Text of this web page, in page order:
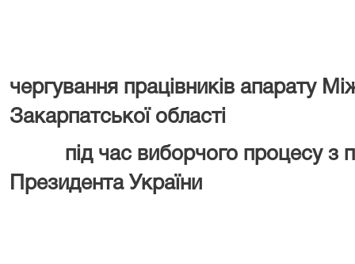
чергування працівників апарату
Закарпатської області
під час виборчого процесу з
Президента України